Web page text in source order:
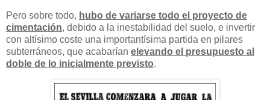
Pero sobre todo, hubo de variarse todo el proyecto de
cimentación, debido a la inestabilidad del suelo, e invertir
con altísimo coste una importantísima partida en pilares
subterráneos, que acabarían elevando el presupuesto al
doble de lo inicialmente previsto.